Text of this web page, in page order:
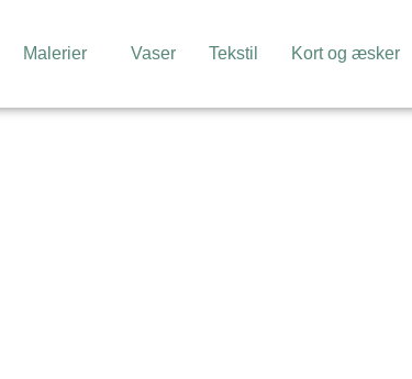
Malerier Vaser Tekstil Kort og æsker